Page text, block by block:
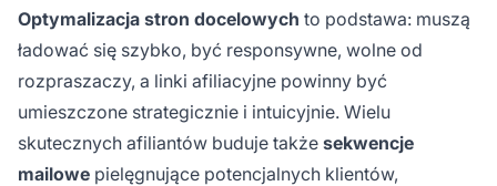
Optymalizacja stron docelowych to podstawa: muszą
ładować się szybko, być responsywne, wolne od
rozpraszaczy, a linki afiliacyjne powinny być
umieszczone strategicznie i intuicyjnie. Wielu
skutecznych afiliantów buduje także sekwencje
mailowe pielęgnujące potencjalnych klientów,